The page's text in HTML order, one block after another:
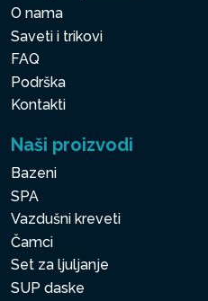
O nama
Saveti i trikovi
FAQ
Podrška
Kontakti
Naši proizvodi
Bazeni
SPA
Vazdušni kreveti
Čamci
Set za ljuljanje
SUP daske